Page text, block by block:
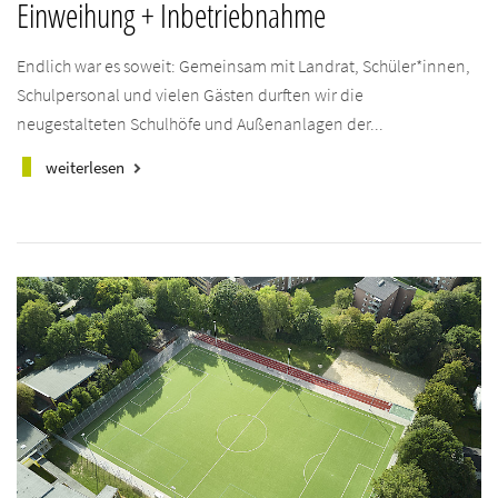
Einweihung + Inbetriebnahme
Endlich war es soweit: Gemeinsam mit Landrat, Schüler*innen,
Schulpersonal und vielen Gästen durften wir die
neugestalteten Schulhöfe und Außenanlagen der...
weiterlesen keyboard_arrow_right